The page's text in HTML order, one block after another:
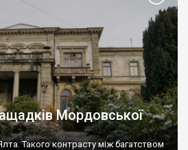
Мордовської
Такого контрасту між багатством